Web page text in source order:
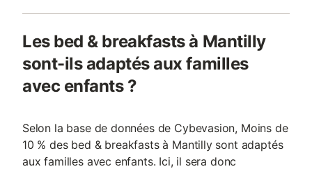
Les bed & breakfasts à Mantilly
sont-ils adaptés aux familles
avec enfants ?
Selon la base de données de Cybevasion, Moins de
10 % des bed & breakfasts à Mantilly sont adaptés
aux familles avec enfants. Ici, il sera donc